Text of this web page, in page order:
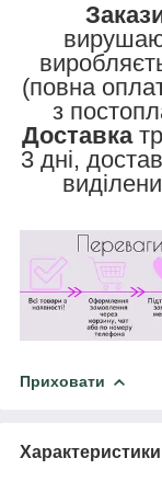
(повна
з
Доставка
3 дні,
Приховати
Характеристики